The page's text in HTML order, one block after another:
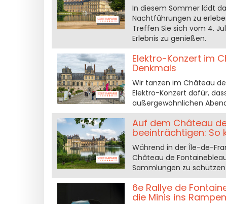
In diesem Sommer lädt
Nachtführungen zu
Treffen Sie sich vom 4.
Erlebnis zu genießen.
Elektro-Konzert im
Denkmals
Wir tanzen im Château
Elektro-Konzert dafür,
außergewöhnlichen
Auf dem Château
beeinträchtigen: So
Während in der Île-de-
Château de
Sammlungen zu
6e Rallye de
die Minis ins